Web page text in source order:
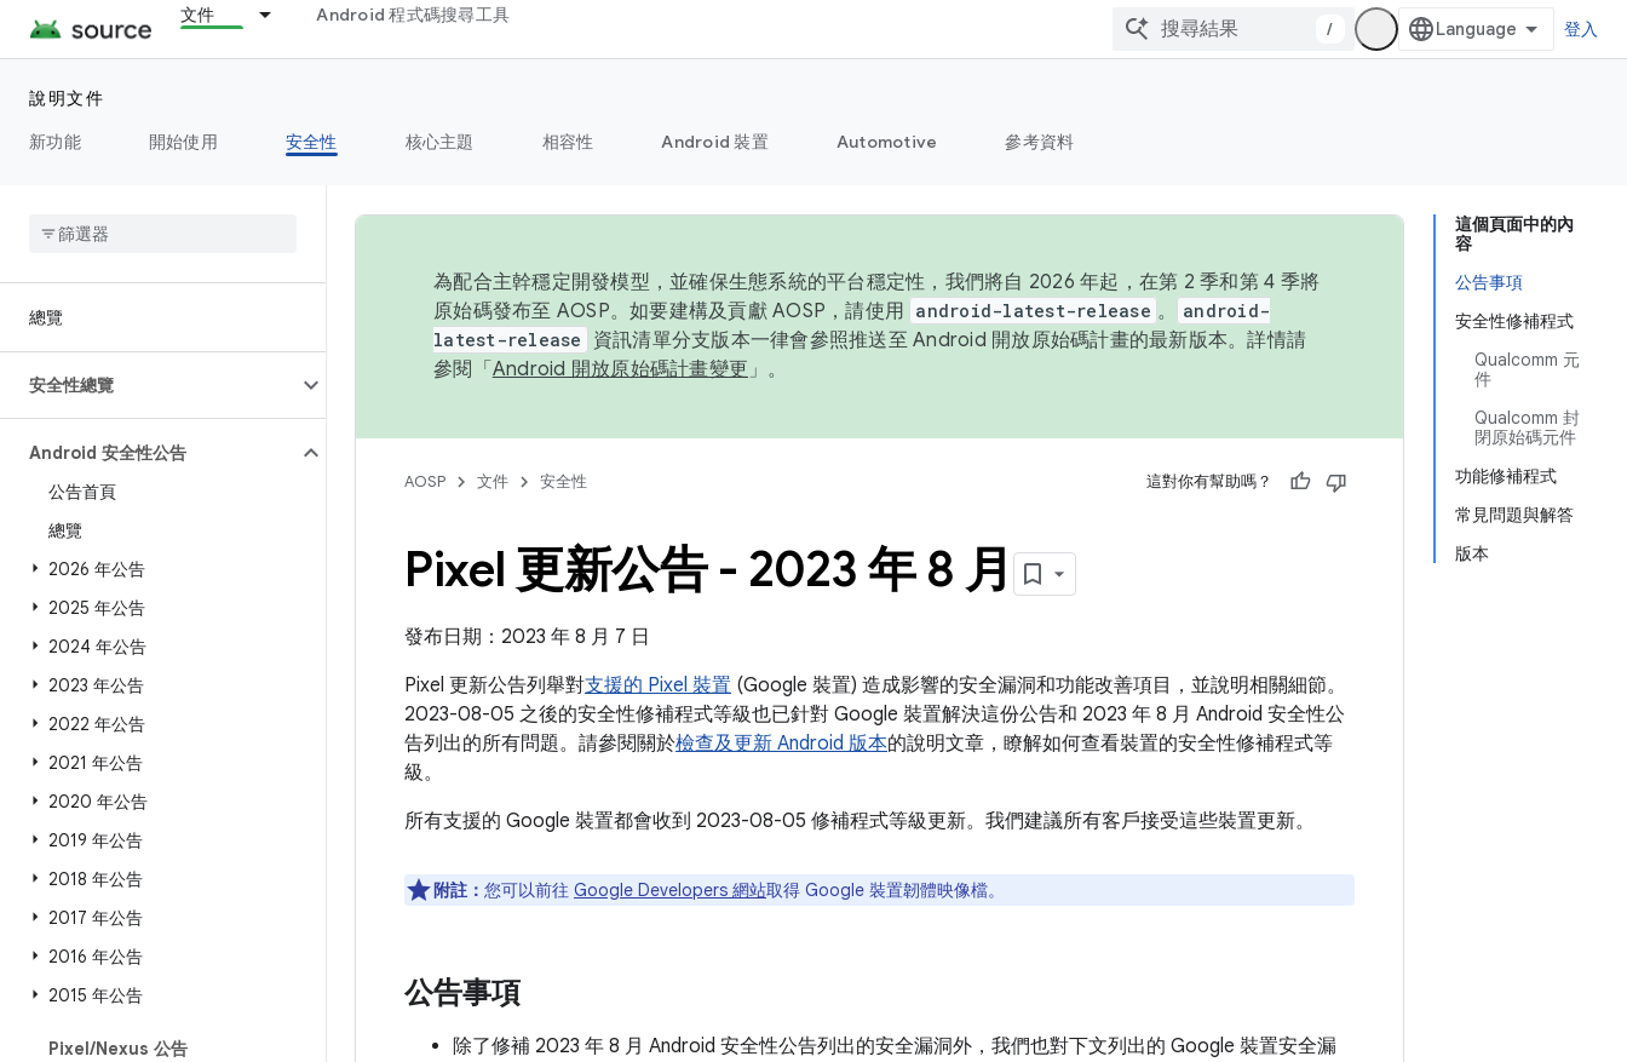
文件 Android 程式碼搜尋工具
/ 登入
說明文件
新功能
開始使用 安全性 核心主題 相容性 Android 裝置 Automotive 參考資料
總覽
安全性總覽
Android 安全性公告
公告首頁
總覽
2026 年公告
2025 年公告
2024 年公告
2023 年公告
2022 年公告
2021 年公告
2020 年公告
2019 年公告
2018 年公告
2017 年公告
2016 年公告
2015 年公告
Pixel/Nexus 公告
這個頁面中的內
容
公告事項
安全性修補程式
Qualcomm 元
件
Qualcomm 封
閉原始碼元件
功能修補程式
常見問題與解答
版本
為配合主幹穩定開發模型，並確保生態系統的平台穩定性，我們將自 2026 年起，在第 2 季和第 4 季將
原始碼發布至 AOSP。如要建構及貢獻 AOSP，請使用 android-latest-release 。
android-
latest-release
資訊清單分支版本一律會參照推送至 Android 開放原始碼計畫的最新版本。詳情請
參閱「 Android 開放原始碼計畫變更 」。
AOSP 文件 安全性 這對你有幫助嗎？
Pixel 更新公告 - 2023 年 8 月
發布日期：2023 年 8 月 7 日
Pixel 更新公告列舉對支援的 Pixel 裝置 (Google 裝置) 造成影響的安全漏洞和功能改善項目，並說明相關細節。
2023-08-05 之後的安全性修補程式等級也已針對 Google 裝置解決這份公告和 2023 年 8 月 Android 安全性公
告列出的所有問題。請參閱關於檢查及更新 Android 版本的說明文章，瞭解如何查看裝置的安全性修補程式等
級。
所有支援的 Google 裝置都會收到 2023-08-05 修補程式等級更新。我們建議所有客戶接受這些裝置更新。
附註： 您可以前往 Google Developers 網站取得 Google 裝置韌體映像檔。
公告事項
除了修補 2023 年 8 月 Android 安全性公告列出的安全漏洞外，我們也對下文列出的 Google 裝置安全漏